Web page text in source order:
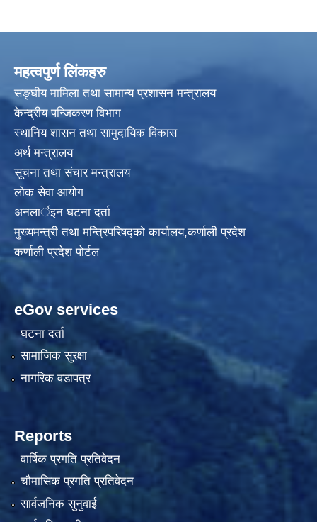
महत्वपुर्ण लिंकहरु
सङ्घीय मामिला तथा सामान्य प्रशासन मन्त्रालय
केन्द्रीय पन्जिकरण विभाग
स्थानिय शासन तथा सामुदायिक विकास
अर्थ मन्त्रालय
सूचना तथा संचार मन्त्रालय
लोक सेवा आयोग
अनलार्इन घटना दर्ता
मुख्यमन्त्री तथा मन्त्रिपरिषद्को कार्यालय,कर्णाली प्रदेश
कर्णाली प्रदेश पोर्टल
eGov services
घटना दर्ता
सामाजिक सुरक्षा
नागरिक वडापत्र
Reports
वार्षिक प्रगति प्रतिवेदन
चौमासिक प्रगति प्रतिवेदन
सार्वजनिक सुनुवाई